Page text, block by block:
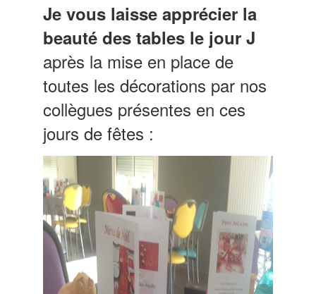
Je vous laisse apprécier la
beauté des tables le jour J
après la mise en place de
toutes les décorations par nos
collègues présentes en ces
jours de fêtes :